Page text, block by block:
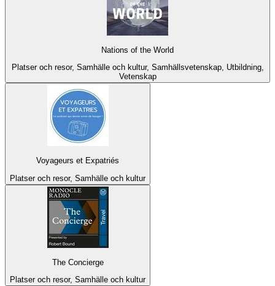
Nations of the World
Platser och resor, Samhälle och kultur, Samhällsvetenskap, Utbildning,
Vetenskap
Voyageurs et Expatriés
Platser och resor, Samhälle och kultur
The Concierge
Platser och resor, Samhälle och kultur